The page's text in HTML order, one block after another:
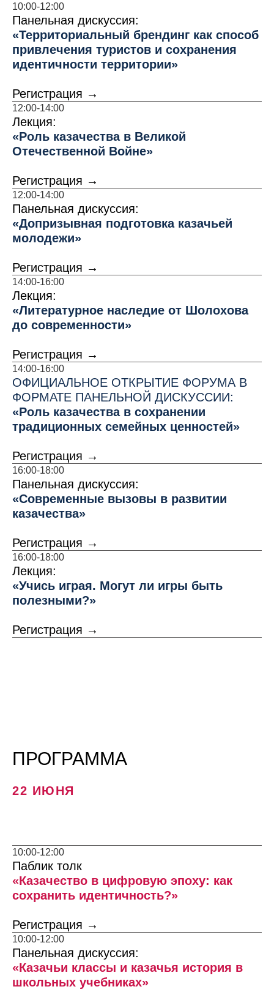
10:00-12:00
Панельная дискуссия:
«Территориальный брендинг как способ
привлечения туристов и сохранения
идентичности территории»
Регистрация →
12:00-14:00
Лекция:
«Роль казачества в Великой
Отечественной Войне»
Регистрация →
12:00-14:00
Панельная дискуссия:
«Допризывная подготовка казачьей
молодежи»
Регистрация →
14:00-16:00
Лекция:
«Литературное наследие от Шолохова
до современности»
Регистрация →
14:00-16:00
ОФИЦИАЛЬНОЕ ОТКРЫТИЕ ФОРУМА В
ФОРМАТЕ ПАНЕЛЬНОЙ ДИСКУССИИ:
«Роль казачества в сохранении
традиционных семейных ценностей»
Регистрация →
16:00-18:00
Панельная дискуссия:
«Современные вызовы в развитии
казачества»
Регистрация →
16:00-18:00
Лекция:
«Учись играя. Могут ли игры быть
полезными?»
Регистрация →
ПРОГРАММА
22 ИЮНЯ
10:00-12:00
Паблик толк
«Казачество в цифровую эпоху: как
сохранить идентичность?»
Регистрация →
10:00-12:00
Панельная дискуссия:
«Казачьи классы и казачья история в
школьных учебниках»